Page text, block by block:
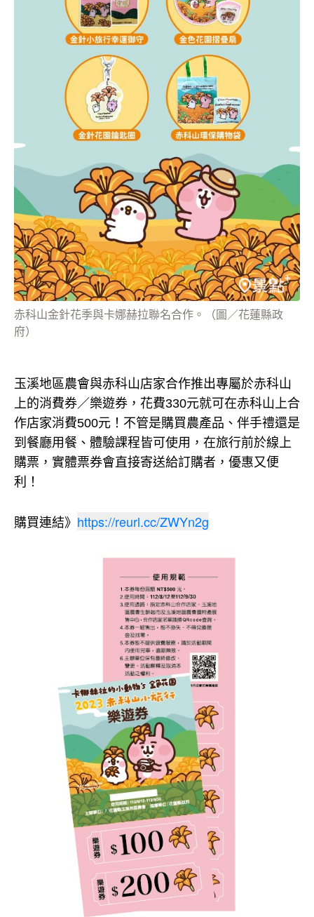
赤科山金針花季與卡娜赫拉聯名合作。（圖／花蓮縣政
府）
玉溪地區農會與赤科山店家合作推出專屬於赤科山
上的消費券／樂遊券，花費330元就可在赤科山上合
作店家消費500元！不管是購買農產品、伴手禮還是
到餐廳用餐、體驗課程皆可使用，在旅行前於線上
購票，實體票券會直接寄送給訂購者，優惠又便
利！
購買連結》 https://reurl.cc/ZWYn2g